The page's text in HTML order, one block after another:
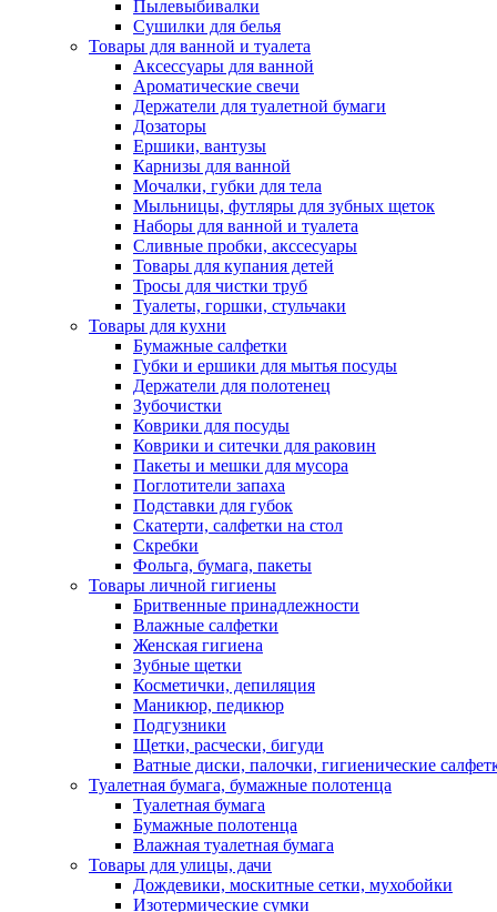
Пылевыбивалки
Сушилки для белья
Товары для ванной и туалета
Аксессуары для ванной
Ароматические свечи
Держатели для туалетной бумаги
Дозаторы
Ершики, вантузы
Карнизы для ванной
Мочалки, губки для тела
Мыльницы, футляры для зубных щеток
Наборы для ванной и туалета
Сливные пробки, акссесуары
Товары для купания детей
Тросы для чистки труб
Туалеты, горшки, стульчаки
Товары для кухни
Бумажные салфетки
Губки и ершики для мытья посуды
Держатели для полотенец
Зубочистки
Коврики для посуды
Коврики и ситечки для раковин
Пакеты и мешки для мусора
Поглотители запаха
Подставки для губок
Скатерти, салфетки на стол
Скребки
Фольга, бумага, пакеты
Товары личной гигиены
Бритвенные принадлежности
Влажные салфетки
Женская гигиена
Зубные щетки
Косметички, депиляция
Маникюр, педикюр
Подгузники
Щетки, расчески, бигуди
Ватные диски, палочки, гигиенические
Туалетная бумага, бумажные полотенца
Туалетная бумага
Бумажные полотенца
Влажная туалетная бумага
Товары для улицы, дачи
Дождевики, москитные сетки, мухобойки
Изотермические сумки